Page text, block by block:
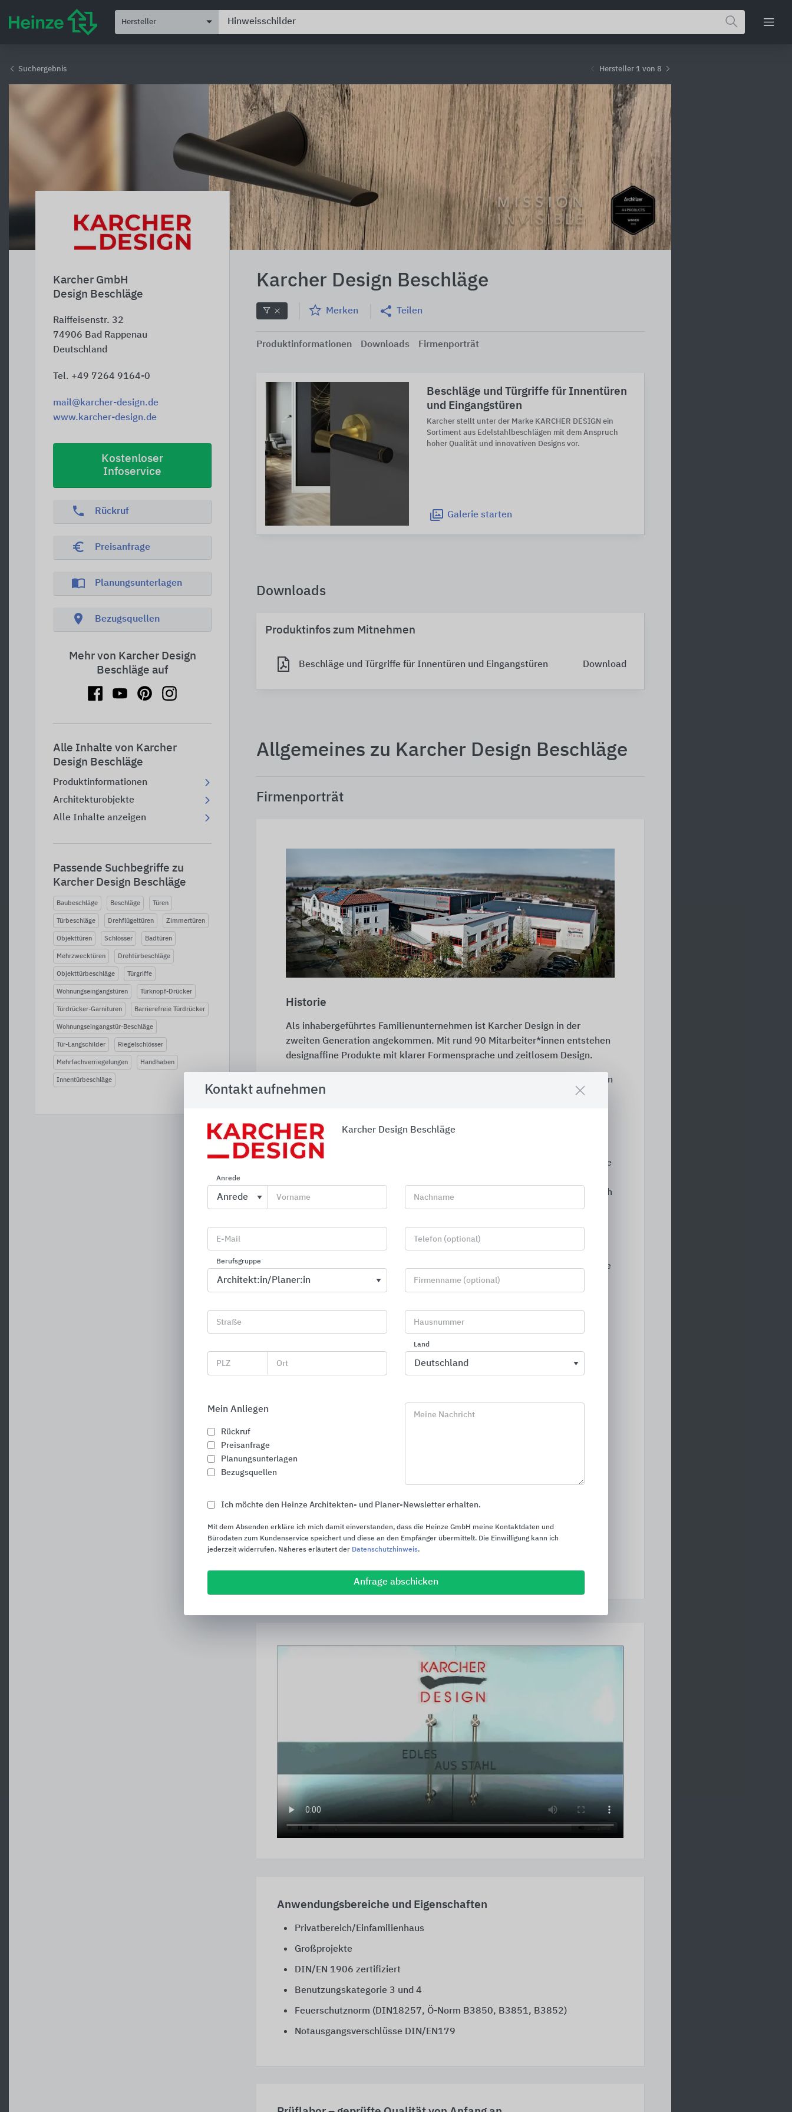
Hersteller
Suchergebnis Hersteller 1 von 8
Karcher GmbH
Design Beschläge
Raiffeisenstr. 32
74906 Bad Rappenau
Deutschland
Tel. +49 7264 9164-0
mail@karcher-design.de
www.karcher-design.de
Kostenloser
Infoservice
phone Rückruf
euro_symbol Preisanfrage
import_contacts Planungsunterlagen
location_on Bezugsquellen
Mehr von Karcher Design
Beschläge auf
Alle Inhalte von Karcher
Design Beschläge
Produktinformationen
Architekturobjekte
Alle Inhalte anzeigen
Passende Suchbegriffe zu
Karcher Design Beschläge
Baubeschläge Beschläge Türen
Türbeschläge Drehflügeltüren Zimmertüren
Objekttüren Schlösser Badtüren
Mehrzwecktüren Drehtürbeschläge
Objekttürbeschläge Türgriffe
Wohnungseingangstüren Türknopf-Drücker
Türdrücker-Garnituren Barrierefreie Türdrücker
Wohnungseingangstür-Beschläge
Tür-Langschilder Riegelschlösser
Mehrfachverriegelungen Handhaben
Innentürbeschläge
Karcher Design Beschläge
Merken Teilen
Produktinformationen Downloads Firmenporträt
Beschläge und Türgriffe für Innentüren
und Eingangstüren
Karcher stellt unter der Marke KARCHER DESIGN ein
Sortiment aus Edelstahlbeschlägen mit dem Anspruch
hoher Qualität und innovativen Designs vor.
Galerie starten
Downloads
Produktinfos zum Mitnehmen
Beschläge und Türgriffe für Innentüren und Eingangstüren Download
Allgemeines zu Karcher Design Beschläge
Firmenporträt
Historie
Als inhabergeführtes Familienunternehmen ist Karcher Design in der
zweiten Generation angekommen. Mit rund 90 Mitarbeiter*innen entstehen
designaffine Produkte mit klarer Formensprache und zeitlosem Design.
Gegründet im Jahr 1991, legten Irmgard und Ulrich Karcher den Grundstein
für eine starke Marktposition weit über die Grenzen Deutschlands hinaus.
Kombinationsmöglichkeiten – die Karcher Design Vielfalt.
Zur Auswahl stehen verschiedene Rosettentypen und Türverschluss-
Systeme. Die dreiteilige Standardrosette in rund oder quadratisch sowie die
sorgen – aufgesetzt oder eingefräst – für eine klare Ästhetik. Minimalistisch
ergänzt die prämierte „Mission Invisible“ das Sortiment als Minirosetten-
KD Basic(unabhängig vom Schloss) und
KD Comfort(Griff-Schloss-Kombination mit über70 Griffmodellen
kombinierbar). Im Objektbereich rundet die Edelstahl-Performance-Rosette
die Vielfalt mit der schnellen Montage sowie den hohen
Zum Produktportfolio von KARCHER DESIGN gehören Beschläge mit
Rosettentechnik
(EP0 942121)in runder und quadratischer Version.
Zusätzlich bietet Karcher mit der PLANDESIGN ROSETTE ein Produkt, das
Portfolio von KARCHER DESIGN folgende Produkte:
Fenstergriffe
Anwendungsbereiche und Eigenschaften
Privatbereich/Einfamilienhaus
Großprojekte
DIN/EN 1906 zertifiziert
Benutzungskategorie 3 und 4
Feuerschutznorm (DIN18257, Ö-Norm B3850, B3851, B3852)
Notausgangsverschlüsse DIN/EN179
Kontakt aufnehmen
Karcher Design Beschläge
Anrede
Vorname Nachname
E-Mail Telefon (optional)
Berufsgruppe
Firmenname (optional)
Straße Hausnummer
PLZ Ort
Land
Mein Anliegen
Rückruf
Preisanfrage
Planungsunterlagen
Bezugsquellen
Meine Nachricht
Ich möchte den Heinze Architekten- und Planer-Newsletter erhalten.
Mit dem Absenden erkläre ich mich damit einverstanden, dass die Heinze GmbH meine Kontaktdaten und
Bürodaten zum Kundenservice speichert und diese an den Empfänger übermittelt. Die Einwilligung kann ich
jederzeit widerrufen. Näheres erläutert der Datenschutzhinweis.
Anfrage abschicken